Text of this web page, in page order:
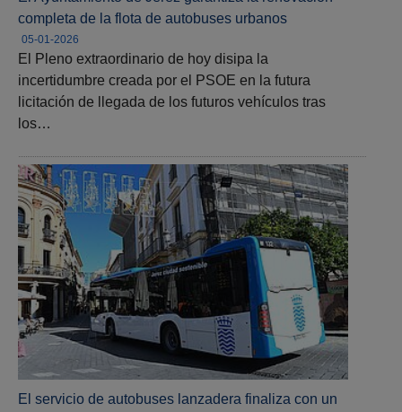
completa de la flota de autobuses urbanos
05-01-2026
El Pleno extraordinario de hoy disipa la
incertidumbre creada por el PSOE en la futura
licitación de llegada de los futuros vehículos tras
los…
El servicio de autobuses lanzadera finaliza con un